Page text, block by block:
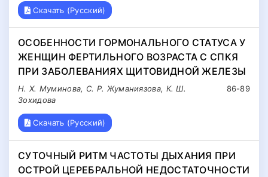
Скачать (Русский)
ОСОБЕННОСТИ ГОРМОНАЛЬНОГО СТАТУСА У
ЖЕНЩИН ФЕРТИЛЬНОГО ВОЗРАСТА С СПКЯ
ПРИ ЗАБОЛЕВАНИЯХ ЩИТОВИДНОЙ ЖЕЛЕЗЫ
86-89
Н. Х. Муминова, С. Р. Жуманиязова, К. Ш.
Зохидова
Скачать (Русский)
СУТОЧНЫЙ РИТМ ЧАСТОТЫ ДЫХАНИЯ ПРИ
ОСТРОЙ ЦЕРЕБРАЛЬНОЙ НЕДОСТАТОЧНОСТИ